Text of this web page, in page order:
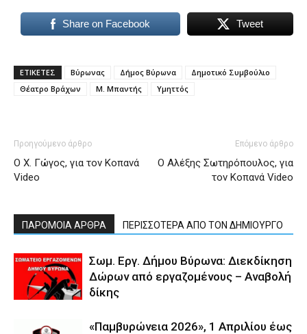
Share on Facebook Tweet
ΕΤΙΚΕΤΕΣ Βύρωνας Δήμος Βύρωνα
Δημοτικό Συμβούλιο
Θέατρο Βράχων
Μ. Μπαντής Υμηττός
Προηγούμενο άρθρο
Ο Χ. Γώγος, για τον Κοπανά
Video
Επόμενο άρθρο
Ο Αλέξης Σωτηρόπουλος, για
τον Κοπανά Video
ΠΑΡΟΜΟΙΑ ΑΡΘΡΑ ΠΕΡΙΣΣΟΤΕΡΑ ΑΠΟ ΤΟΝ ΔΗΜΙΟΥΡΓΟ
Σωμ. Εργ. Δήμου Βύρωνα: Διεκδίκηση
Δώρων από εργαζομένους – Αναβολή
δίκης
«Παμβυρώνεια 2026», 1 Απριλίου έως